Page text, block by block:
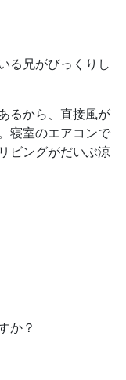
る兄がびっくりし
るから、直接風が
寝室のエアコンで
ビングがだいぶ涼
か？